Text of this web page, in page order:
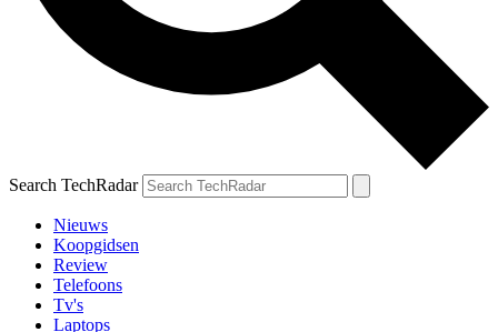
Search TechRadar
Nieuws
Koopgidsen
Review
Telefoons
Tv's
Laptops